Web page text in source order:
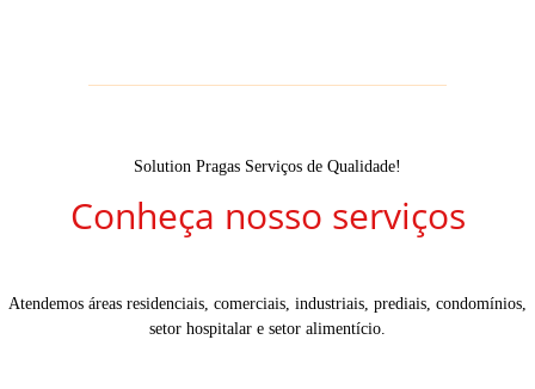
Solution Pragas Serviços de Qualidade!
Conheça nosso serviços
Atendemos áreas residenciais, comerciais, industriais, prediais, condomínios,
setor hospitalar e setor alimentício.